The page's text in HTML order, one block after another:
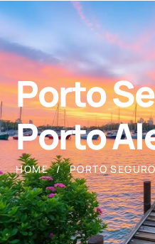
Porto
Porto
HOME PORTO